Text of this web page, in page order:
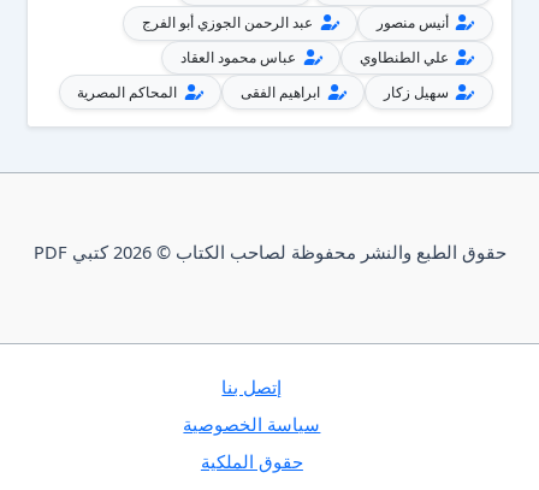
أنيس منصور
عبد الرحمن الجوزي أبو الفرج
علي الطنطاوي
عباس محمود العقاد
سهيل زكار
ابراهيم الفقى المحاكم المصرية
حقوق الطبع والنشر محفوظة لصاحب الكتاب © 2026 كتبي PDF
إتصل بنا
سياسة الخصوصية
حقوق الملكية